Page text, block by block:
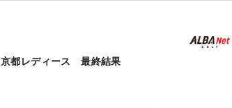
京都レディース 最終結果